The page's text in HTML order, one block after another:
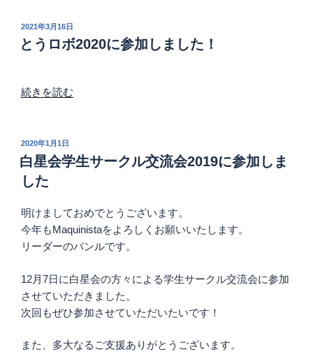
開
催
し
投
稿
日:
2021年3月16日
とうロボ2020に参加しました！
“と
ボ
2020
に
参
加
し
ま
た！”
の
続きを読む
投
稿
日:
2020年1月1日
白星会学生サークル交流会2019に参加しま
した
明けましておめでとうございます。
今年もMaquinistaをよろしくお願いいたします。
リーダーのバンルです。
12月7日に白星会の方々による学生サークル交流会に参加
させていただきました。
次回もぜひ参加させていただいたいです！
また、多大なるご支援ありがとうございます。